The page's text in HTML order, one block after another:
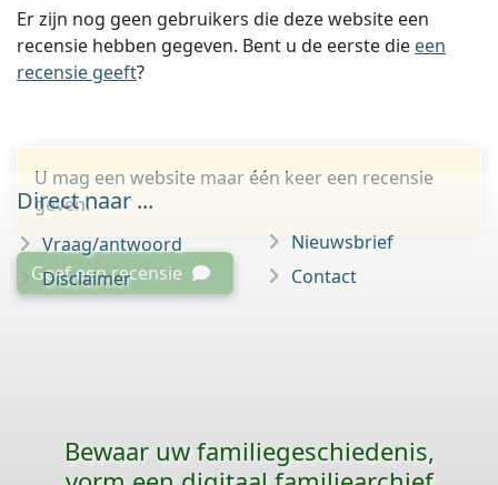
Er zijn nog geen gebruikers die deze website een
recensie hebben gegeven. Bent u de eerste die een
recensie geeft?
U mag een website maar één keer een recensie
geven.
Geef een recensie
Direct naar ...
Vraag/antwoord
Disclaimer
Nieuwsbrief
Contact
Bewaar uw familie­geschiedenis,